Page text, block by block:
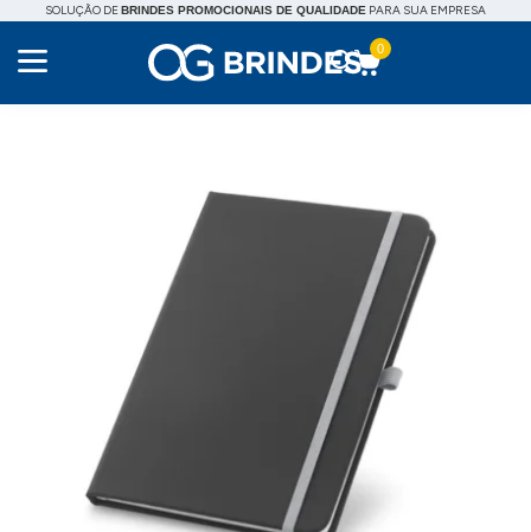
SOLUÇÃO DEBRINDES PROMOCIONAIS DE QUALIDADE PARA SUA EMPRESA
0